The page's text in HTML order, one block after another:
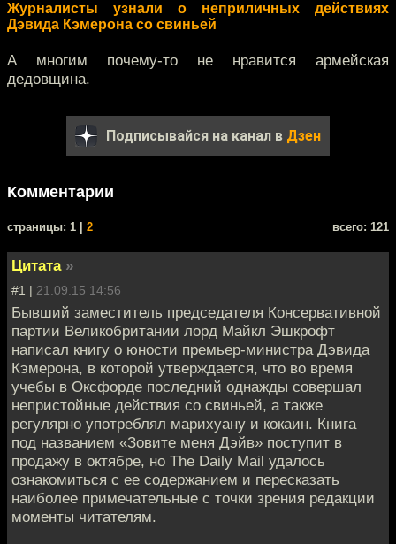
Журналисты узнали о неприличных действиях
Дэвида Кэмерона со свиньей
А многим почему-то не нравится армейская
дедовщина.
Подписывайся на канал в Дзен
Комментарии
cтраницы: 1 | 2 всего: 121
Цитата »
#1 | 21.09.15 14:56
Бывший заместитель председателя Консервативной
партии Великобритании лорд Майкл Эшкрофт
написал книгу о юности премьер-министра Дэвида
Кэмерона, в которой утверждается, что во время
учебы в Оксфорде последний однажды совершал
непристойные действия со свиньей, а также
регулярно употреблял марихуану и кокаин. Книга
под названием «Зовите меня Дэйв» поступит в
продажу в октябре, но The Daily Mail удалось
ознакомиться с ее содержанием и пересказать
наиболее примечательные с точки зрения редакции
моменты читателям.